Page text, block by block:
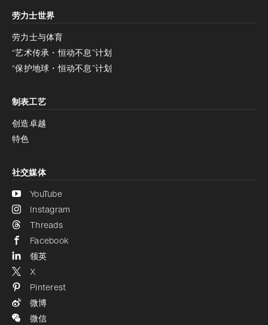
增加对比度
停用
减少动画
减少动画
停用
劳力士世界
劳力士与体育
“艺术传承・恒动不息”计划
“保护地球・恒动不息”计划
制表工艺
创造卓越
特色
社交媒体
YouTube
Instagram
Threads
Facebook
领英
X
Pinterest
微博
微信